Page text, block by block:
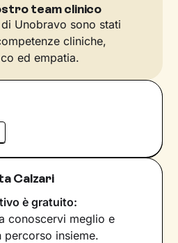
team clinico
Unobravo sono stati
cliniche,
ed empatia.
Calzari
è gratuito:
conoscervi meglio e
percorso insieme.